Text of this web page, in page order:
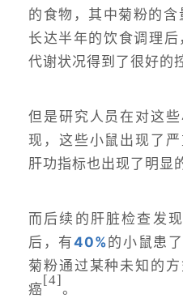
的食物，其中菊粉的含
长达半年的饮食调理后
代谢状况得到了很好的
但是研究人员在对这
现，这些小鼠出现了
肝功指标也出现了明显
而后续的肝脏检查发
后，有40%的小鼠患
菊粉通过某种未知的
癌
[4]
。